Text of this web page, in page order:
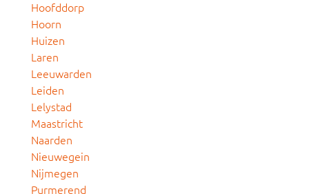
Hoofddorp
Hoorn
Huizen
Laren
Leeuwarden
Leiden
Lelystad
Maastricht
Naarden
Nieuwegein
Nijmegen
Purmerend